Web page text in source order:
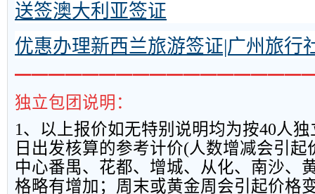
送签澳大利亚签证
优惠办理新西兰旅游签证|广州旅行
独立包团说明：
1、以上报价如无特别说明均为按40人
日出发核算的参考计价(人数增减会引起
中心番禺、花都、增城、从化、南沙、
格略有增加；周末或黄金周会引起价格